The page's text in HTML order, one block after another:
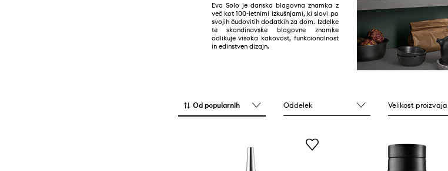
Eva Solo je danska blagovna znamka z
več kot 100-letnimi izkušnjami, ki slovi po
svojih čudovitih dodatkih za dom. Izdelke
te skandinavske blagovne znamke
odlikuje visoka kakovost, funkcionalnost
in edinstven dizajn.
Od popularnih Oddelek Velikost